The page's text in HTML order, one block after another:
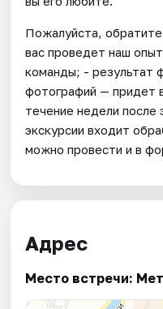
Пожалуйста,
вас проведет наш
команды; - результат
фотографий — придет
течение недели после
экскурсии входит
можно провести и в
Адрес
Место встречи: